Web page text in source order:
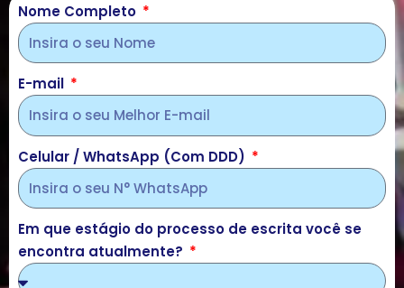
Nome Completo
E-mail
Celular / WhatsApp (Com DDD)
Em que estágio do processo de escrita você se
encontra atualmente?